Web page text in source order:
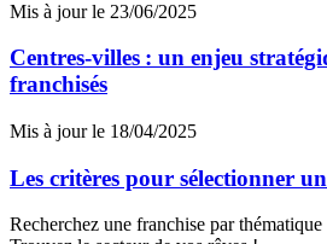
Mis à jour le 23/06/2025
Centres-villes : un enjeu
franchisés
Mis à jour le 18/04/2025
Les critères pour sélectionner
Recherchez une franchise par thématique